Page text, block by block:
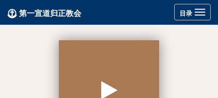
Toggle
navigation
目录
第一宣道归正教会